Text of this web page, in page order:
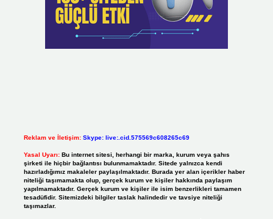
Reklam ve İletişim: Skype: live:.cid.575569c608265c69
Yasal Uyarı: Bu internet sitesi, herhangi bir marka, kurum veya şahıs
şirketi ile hiçbir bağlantısı bulunmamaktadır. Sitede yalnızca kendi
hazırladığımız makaleler paylaşılmaktadır. Burada yer alan içerikler haber
niteliği taşımamakta olup, gerçek kurum ve kişiler hakkında paylaşım
yapılmamaktadır. Gerçek kurum ve kişiler ile isim benzerlikleri tamamen
tesadüfidir. Sitemizdeki bilgiler taslak halindedir ve tavsiye niteliği
taşımazlar.